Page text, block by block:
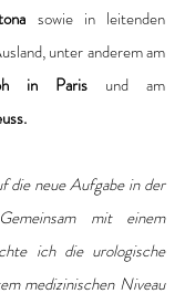
sowie in leitenden
in Paris und am
die neue Aufgabe in der
mit einem
ich die urologische
medizinischen Niveau